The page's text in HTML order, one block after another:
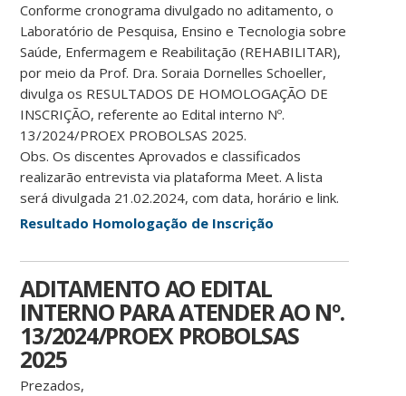
Conforme cronograma divulgado no aditamento, o
Laboratório de Pesquisa, Ensino e Tecnologia sobre
Saúde, Enfermagem e Reabilitação (REHABILITAR),
por meio da Prof. Dra. Soraia Dornelles Schoeller,
divulga os RESULTADOS DE HOMOLOGAÇÃO DE
INSCRIÇÃO, referente ao Edital interno Nº.
13/2024/PROEX PROBOLSAS 2025.
Obs. Os discentes Aprovados e classificados
realizarão entrevista via plataforma Meet. A lista
será divulgada 21.02.2024, com data, horário e link.
Resultado Homologação de Inscrição
ADITAMENTO AO EDITAL
INTERNO PARA ATENDER AO Nº.
13/2024/PROEX PROBOLSAS
2025
Prezados,